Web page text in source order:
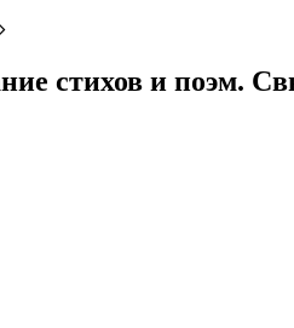
стихов и поэм.